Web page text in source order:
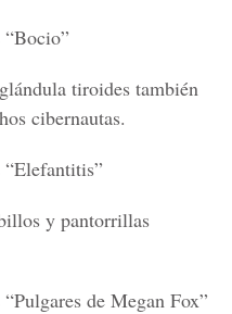
tiroides también
cibernautas.
“Elefantitis”
y pantorrillas
de Megan Fox”